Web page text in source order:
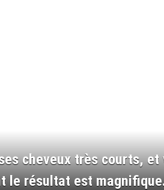
cheveux très courts, et
le résultat est